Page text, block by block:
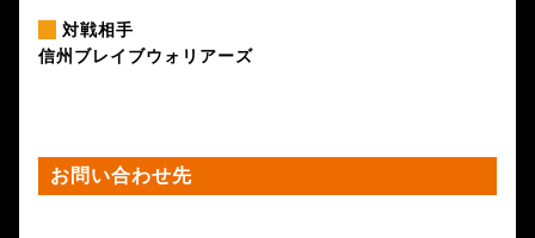
対戦相手
信州ブレイブウォリアーズ
お問い合わせ先